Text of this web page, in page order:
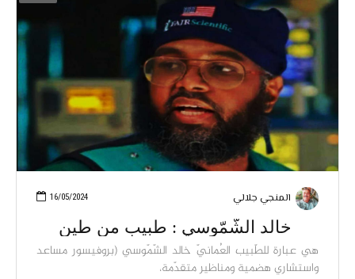
16/05/2024 المنجي جلالي
‏ خالد الشّمّوسي : طبيب من طين
هي عبارة للطّبيب العُمانيّ خالد الشّمّوسي (بروفيسور مساعد
واستشاري هضمية ومناظير متقدّمة،